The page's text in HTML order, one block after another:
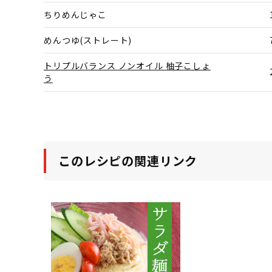
ちりめんじゃこ
めんつゆ(ストレート)
トリプルバランス ノンオイル 柚子こしょ
う
このレシピの関連リンク